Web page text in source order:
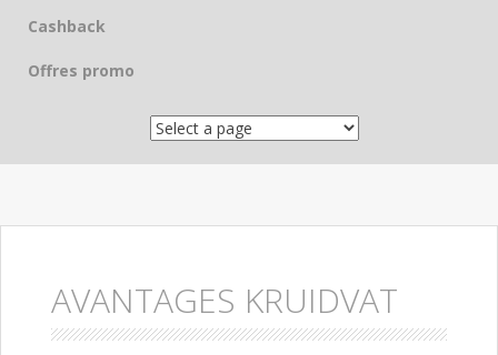
Cashback
Offres promo
AVANTAGES KRUIDVAT